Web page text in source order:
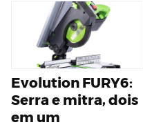
Evolution FURY6:
Serra e mitra, dois
em um